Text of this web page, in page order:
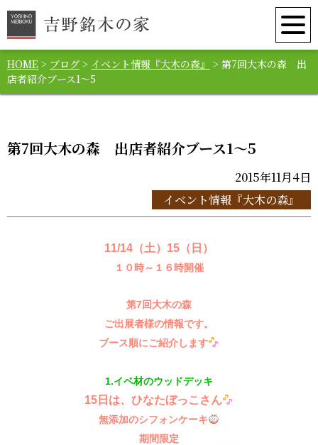
HOME > ブログ > イベント情報『大木の森』 > 第7回大木の森 出
店者紹介ブース1～5
第7回大木の森 出店者紹介ブース1～5
2015年11月4日
イベント情報『大木の森』
11/14（土）15（日）
１０時～１６時開催
第7回大木の森
ご出展者様の情報です。
ブース順にご紹介します
1.イベ材のウッドデッキ
15日は、ひなたぼっこさん
無添加のシフォンケーキ
期間限定